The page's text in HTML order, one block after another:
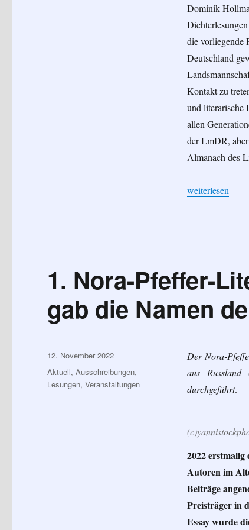
Dominik
die vorliegende
Deutschland
Kontakt zu
und literarische
allen
der LmDR,
Almanach des
weiterlesen
1. Nora-Pfeffer-
gab die Namen
Der Nora-
aus Russland
durchgeführt.
2022
Autoren im
Beiträge
Preisträger in
Essay wurde
Veröffentlicht
am
12. November 2022
Kategorien
Aktuell,Ausschreibungen,
Lesungen,Veranstaltungen